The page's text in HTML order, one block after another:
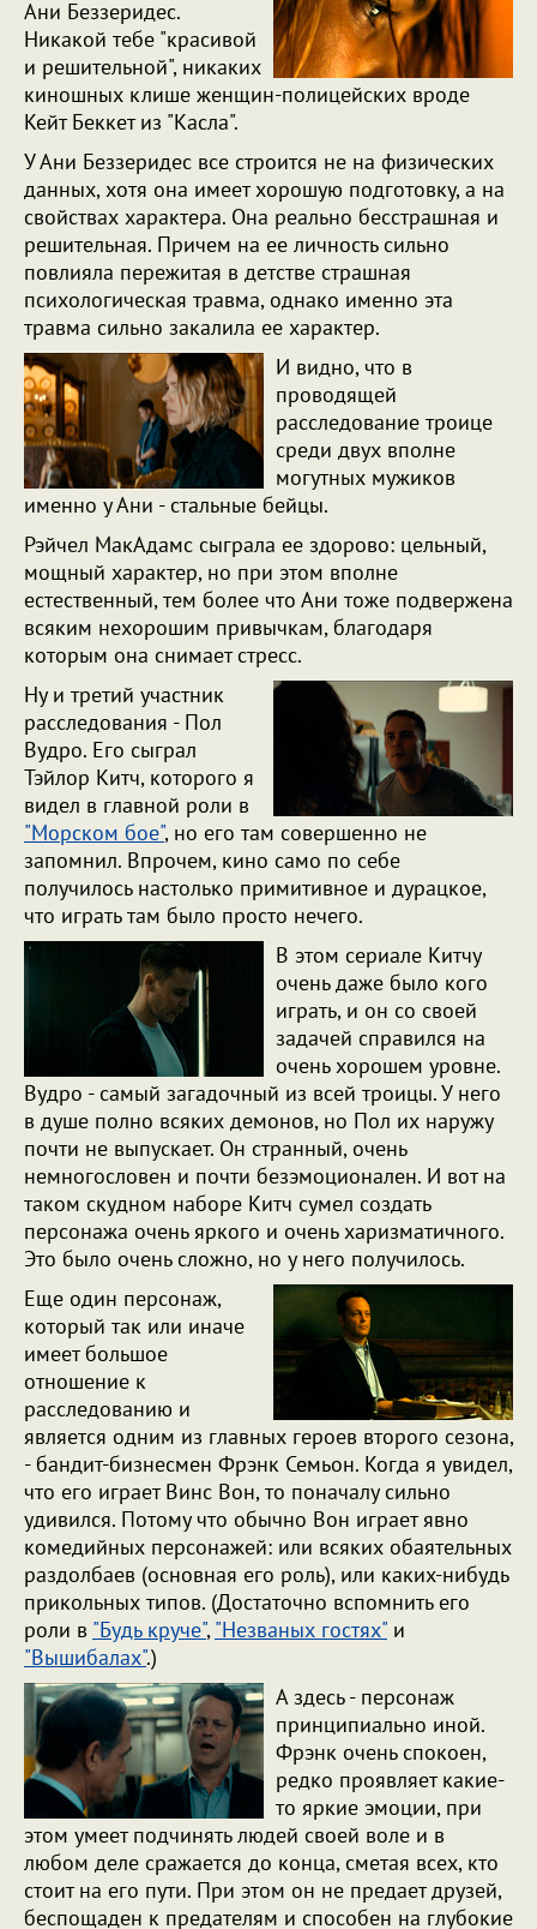
Ани Беззеридес.
Никакой тебе "красивой
и решительной", никаких
киношных клише женщин-полицейских вроде
Кейт Беккет из "Касла".
У Ани Беззеридес все строится не на физических
данных, хотя она имеет хорошую подготовку, а на
свойствах характера. Она реально бесстрашная и
решительная. Причем на ее личность сильно
повлияла пережитая в детстве страшная
психологическая травма, однако именно эта
травма сильно закалила ее характер.
И видно, что в
проводящей
расследование троице
среди двух вполне
могутных мужиков
именно у Ани - стальные бейцы.
Рэйчел МакАдамс сыграла ее здорово: цельный,
мощный характер, но при этом вполне
естественный, тем более что Ани тоже подвержена
всяким нехорошим привычкам, благодаря
которым она снимает стресс.
Ну и третий участник
расследования - Пол
Вудро. Его сыграл
Тэйлор Китч, которого я
видел в главной роли в
"Морском бое", но его там совершенно не
запомнил. Впрочем, кино само по себе
получилось настолько примитивное и дурацкое,
что играть там было просто нечего.
В этом сериале Китчу
очень даже было кого
играть, и он со своей
задачей справился на
очень хорошем уровне.
Вудро - самый загадочный из всей троицы. У него
в душе полно всяких демонов, но Пол их наружу
почти не выпускает. Он странный, очень
немногословен и почти безэмоционален. И вот на
таком скудном наборе Китч сумел создать
персонажа очень яркого и очень харизматичного.
Это было очень сложно, но у него получилось.
Еще один персонаж,
который так или иначе
имеет большое
отношение к
расследованию и
является одним из главных героев второго сезона,
- бандит-бизнесмен Фрэнк Семьон. Когда я увидел,
что его играет Винс Вон, то поначалу сильно
удивился. Потому что обычно Вон играет явно
комедийных персонажей: или всяких обаятельных
раздолбаев (основная его роль), или каких-нибудь
прикольных типов. (Достаточно вспомнить его
роли в "Будь круче","Незваных гостях" и
"Вышибалах".)
А здесь - персонаж
принципиально иной.
Фрэнк очень спокоен,
редко проявляет какие-
то яркие эмоции, при
этом умеет подчинять людей своей воле и в
любом деле сражается до конца, сметая всех, кто
стоит на его пути. При этом он не предает друзей,
беспощаден к предателям и способен на глубокие